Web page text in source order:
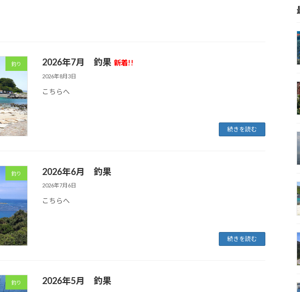
釣り 2026年7月 釣果 新着!!
2026年8月3日
こちらへ
続きを読む
釣り 2026年6月 釣果
2026年7月6日
こちらへ
続きを読む
釣り 2026年5月 釣果